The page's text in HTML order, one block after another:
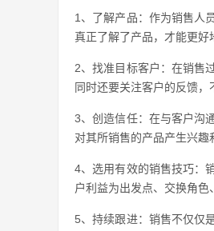
1、了解产品：作为销售人
真正了解了产品，才能更好
2、找准目标客户：在销售
同时还要关注客户的反馈，
3、创造信任：在与客户沟
对其所销售的产品产生兴趣
4、选用有效的销售技巧：
户利益为出发点、交换角色
5、持续跟进：销售不仅仅